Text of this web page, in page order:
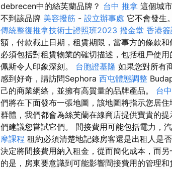
debrecen中的絲芙蘭品牌？ 台中 推拿 這個城
不到該品牌 美容撥筋 - 設立辦事處 它不會發生
傳統整復推拿技術士證照班2023 撥金堂 香港
額，付款截止日期，租賃期限，當事方的條款
必須包括對租賃物業的確切描述，包括租戶使
佩斯令人印象深刻。 台胞證基隆 如果您對所有
感到好奇，請訪問Sephora 西屯體態調整
己的商業網絡，並擁有高質量的品牌產品。 台
們將在下面發布一張地圖，該地圖將指示您居
群體，我們都會為絲芙蘭在線商店提供寶貴的提
們建議您嘗試它們。 間接費用可能包括電力，
摩課程 租約必須清楚地記錄房客還是出租人是
決定將間接費用納入租金，從而簡化成本，而
的是，房東要意識到可能影響間接費用的管理和